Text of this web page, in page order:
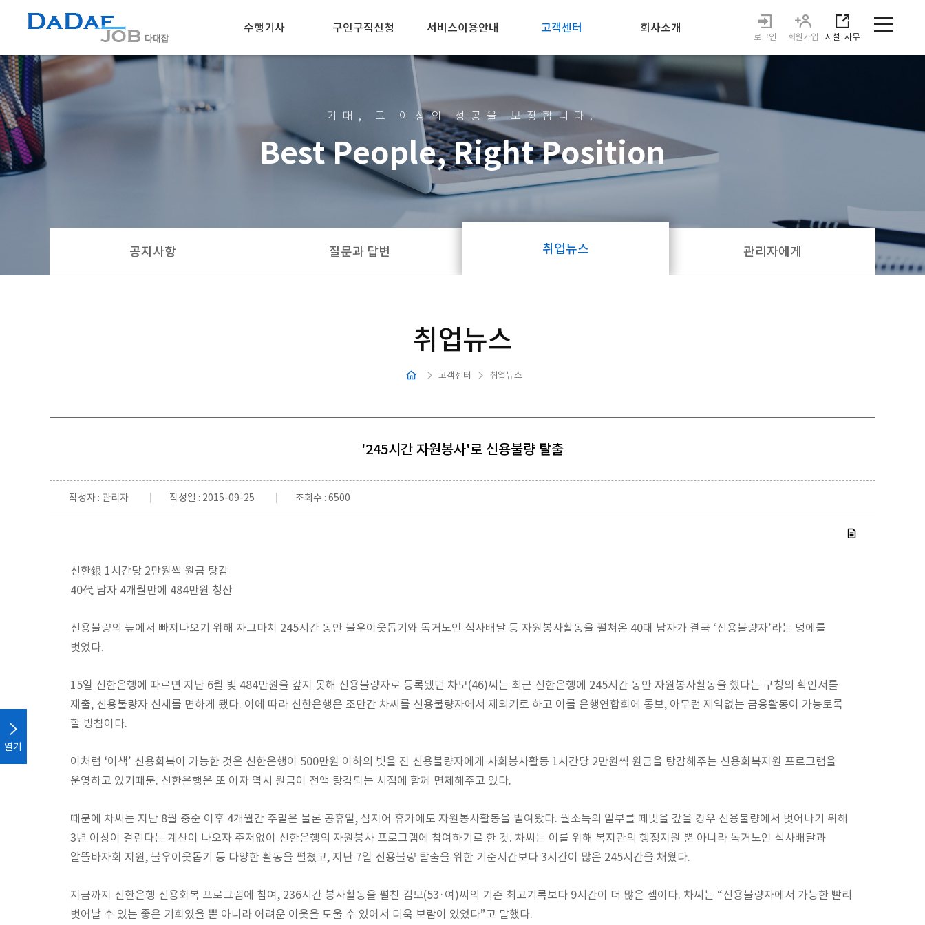
수행기사 구인구직신청 서비스이용안내
개인회원
기업회원
고객센터
질문과 답변
취업뉴스
관리자에게
회사소개
인사말
운영시스템
오시는길
로그인 회원가입 시설·사무
열기
기대, 그 이상의 성공을 보장합니다.
Best People, Right Position
공지사항 질문과 답변 취업뉴스 관리자에게
취업뉴스
고객센터 취업뉴스
'245시간 자원봉사'로 신용불량 탈출
작성자 : 관리자 작성일 : 2015-09-25 조회수 : 6500
신한銀 1시간당 2만원씩 원금 탕감
40代 남자 4개월만에 484만원 청산
신용불량의 늪에서 빠져나오기 위해 자그마치 245시간 동안 불우이웃돕기와 독거노인 식사배달 등 자원봉사활동을 펼쳐온 40대 남자가 결국 ‘신용불량자’라는 멍에를
벗었다.
15일 신한은행에 따르면 지난 6월 빚 484만원을 갚지 못해 신용불량자로 등록됐던 차모(46)씨는 최근 신한은행에 245시간 동안 자원봉사활동을 했다는 구청의 확인서를
제출, 신용불량자 신세를 면하게 됐다. 이에 따라 신한은행은 조만간 차씨를 신용불량자에서 제외키로 하고 이를 은행연합회에 통보, 아무런 제약없는 금융활동이 가능토록
할 방침이다.
이처럼 ‘이색’ 신용회복이 가능한 것은 신한은행이 500만원 이하의 빚을 진 신용불량자에게 사회봉사활동 1시간당 2만원씩 원금을 탕감해주는 신용회복지원 프로그램을
운영하고 있기때문. 신한은행은 또 이자 역시 원금이 전액 탕감되는 시점에 함께 면제해주고 있다.
때문에 차씨는 지난 8월 중순 이후 4개월간 주말은 물론 공휴일, 심지어 휴가에도 자원봉사활동을 벌여왔다. 월소득의 일부를 떼빚을 갚을 경우 신용불량에서 벗어나기 위해
3년 이상이 걸린다는 계산이 나오자 주저없이 신한은행의 자원봉사 프로그램에 참여하기로 한 것. 차씨는 이를 위해 복지관의 행정지원 뿐 아니라 독거노인 식사배달과
알뜰바자회 지원, 불우이웃돕기 등 다양한 활동을 펼쳤고, 지난 7일 신용불량 탈출을 위한 기준시간보다 3시간이 많은 245시간을 채웠다.
지금까지 신한은행 신용회복 프로그램에 참여, 236시간 봉사활동을 펼친 김모(53·여)씨의 기존 최고기록보다 9시간이 더 많은 셈이다. 차씨는 “신용불량자에서 가능한 빨리
벗어날 수 있는 좋은 기회였을 뿐 아니라 어려운 이웃을 도울 수 있어서 더욱 보람이 있었다”고 말했다.